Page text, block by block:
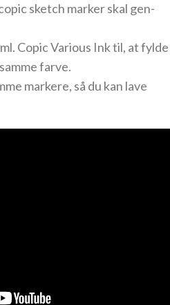
sketch marker skal gen-
Copic Various Ink til, at fylde
farve.
markere, så du kan lave